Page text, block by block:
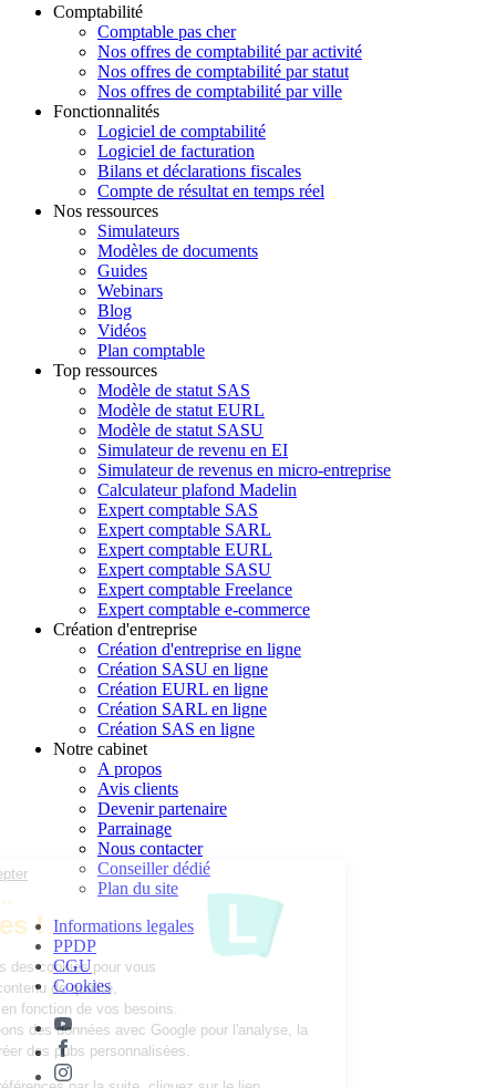
Continuer sans accepter
Parlons un peu...
des Cookies !
Nous utilisons des cookies pour vous
proposer un contenu de qualité,
personnalisé en fonction de vos besoins.
Nous partageons des données avec Google pour l'analyse, la
publicité et créer des pubs personnalisées.
Comptabilité
Comptable pas cher
Nos offres de comptabilité par activité
Nos offres de comptabilité par statut
Nos offres de comptabilité par ville
Fonctionnalités
Logiciel de comptabilité
Logiciel de facturation
Bilans et déclarations fiscales
Compte de résultat en temps réel
Nos ressources
Simulateurs
Modèles de documents
Guides
Webinars
Blog
Vidéos
Plan comptable
Top ressources
Modèle de statut SAS
Modèle de statut EURL
Modèle de statut SASU
Simulateur de revenu en EI
Simulateur de revenus en micro-entreprise
Calculateur plafond Madelin
Expert comptable SAS
Expert comptable SARL
Expert comptable EURL
Expert comptable SASU
Expert comptable Freelance
Expert comptable e-commerce
Création d'entreprise
Création d'entreprise en ligne
Création SASU en ligne
Création EURL en ligne
Création SARL en ligne
Création SAS en ligne
Notre cabinet
A propos
Avis clients
Devenir partenaire
Parrainage
Nous contacter
Conseiller dédié
Plan du site
Informations legales
PPDP
CGU
Cookies